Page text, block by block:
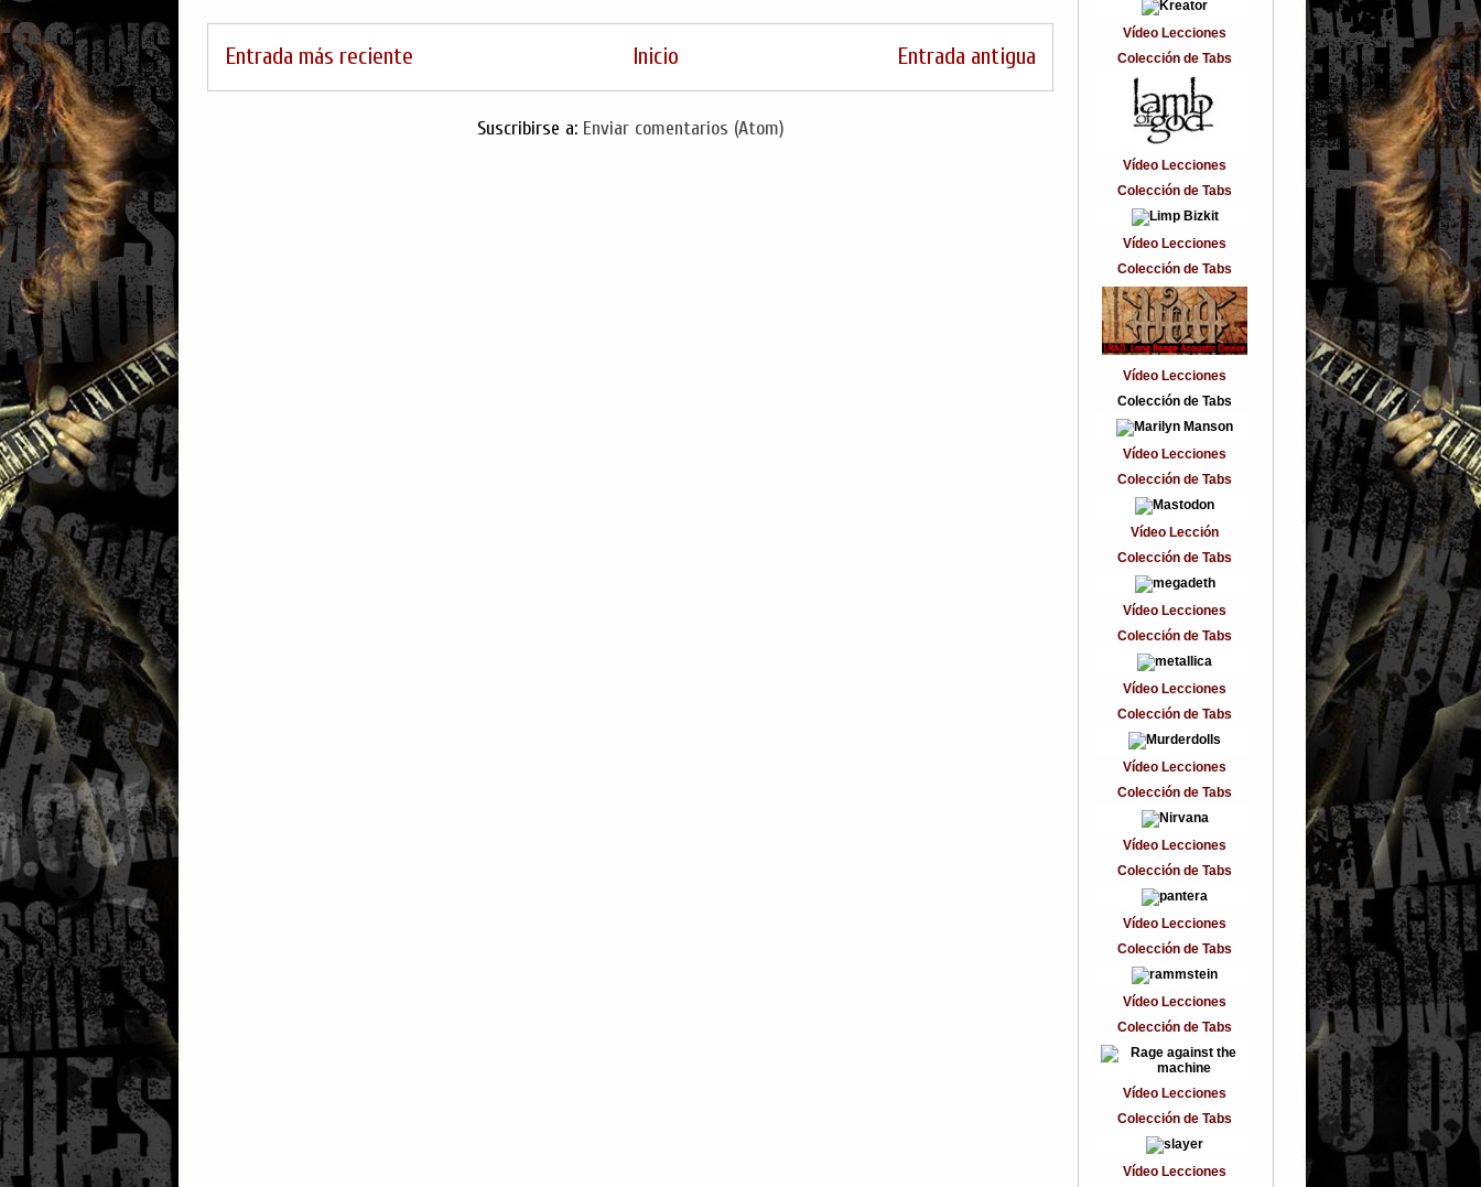
Entrada más reciente Entrada antigua
Inicio
Suscribirse a: Enviar comentarios (Atom)
Vídeo Lecciones
Colección de Tabs
Vídeo Lecciones
Colección de Tabs
Vídeo Lecciones
Colección de Tabs
Vídeo Lecciones
Colección de Tabs
Vídeo Lecciones
Colección de Tabs
Vídeo Lección
Colección de Tabs
Vídeo Lecciones
Colección de Tabs
Vídeo Lecciones
Colección de Tabs
Vídeo Lecciones
Colección de Tabs
Vídeo Lecciones
Colección de Tabs
Vídeo Lecciones
Colección de Tabs
Vídeo Lecciones
Colección de Tabs
Vídeo Lecciones
Colección de Tabs
Vídeo Lecciones